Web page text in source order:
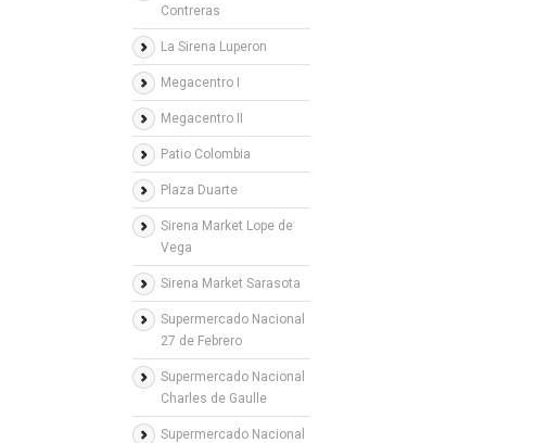
Contreras
La Sirena Luperon
Megacentro I
Megacentro II
Patio Colombia
Plaza Duarte
Sirena Market Lope de
Vega
Sirena Market Sarasota
Supermercado Nacional
27 de Febrero
Supermercado Nacional
Charles de Gaulle
Supermercado Nacional